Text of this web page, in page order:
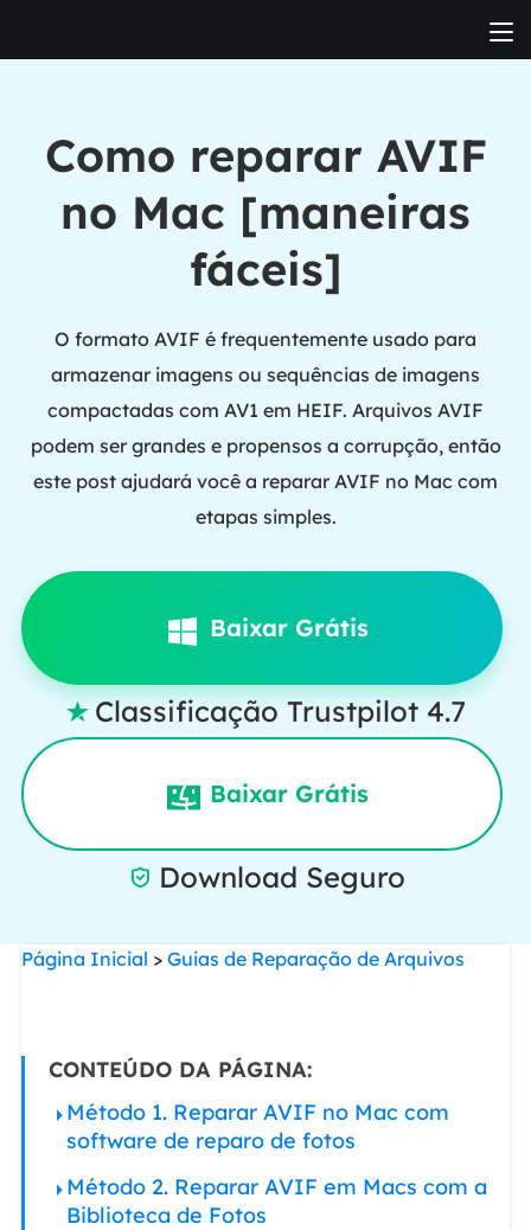
Como reparar AVIF
no Mac [maneiras
fáceis]
O formato AVIF é frequentemente usado para
armazenar imagens ou sequências de imagens
compactadas com AV1 em HEIF. Arquivos AVIF
podem ser grandes e propensos a corrupção, então
este post ajudará você a reparar AVIF no Mac com
etapas simples.
Baixar Grátis
 Classificação Trustpilot 4.7
Baixar Grátis
 Download Seguro
Página Inicial > Guias de Reparação de Arquivos
CONTEÚDO DA PÁGINA:
Método 1. Reparar AVIF no Mac com
software de reparo de fotos
Método 2. Reparar AVIF em Macs com a
Biblioteca de Fotos